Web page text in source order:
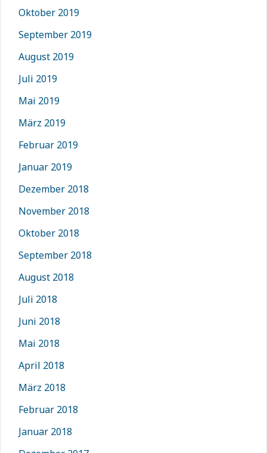
Oktober 2019
September 2019
August 2019
Juli 2019
Mai 2019
März 2019
Februar 2019
Januar 2019
Dezember 2018
November 2018
Oktober 2018
September 2018
August 2018
Juli 2018
Juni 2018
Mai 2018
April 2018
März 2018
Februar 2018
Januar 2018